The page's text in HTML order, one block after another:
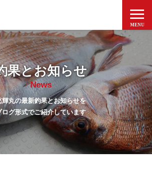
MENU
果とお知らせ
News
輝丸の最新釣果とお知らせを
ログ形式でご紹介しています